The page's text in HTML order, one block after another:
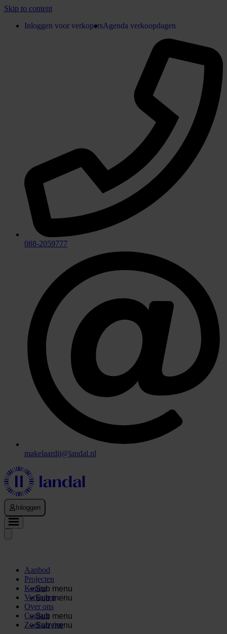
Skip to content
Inloggen voor verkopersAgenda verkoopdagen
088-2059777
makelaardij@landal.nl
Inloggen
Aanbod
Projecten
Sub menu
Kopen
Sub menu
Verkopen
Over ons
Sub menu
Contact
Sub menu
Zoekservice